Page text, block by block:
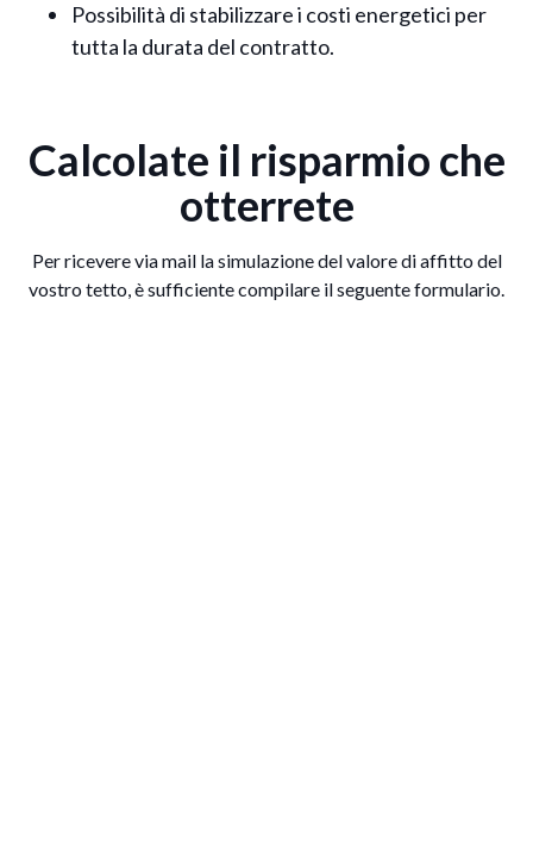
Possibilità di stabilizzare i costi energetici per
tutta la durata del contratto.
Calcolate il risparmio che
otterrete
Per ricevere via mail la simulazione del valore di affitto del
vostro tetto, è sufficiente compilare il seguente formulario.